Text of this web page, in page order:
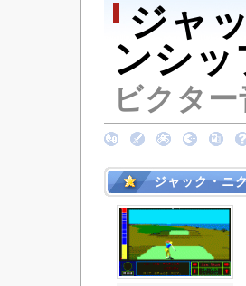
ジャ
ンシ
ビクタ
ジャック・ニ